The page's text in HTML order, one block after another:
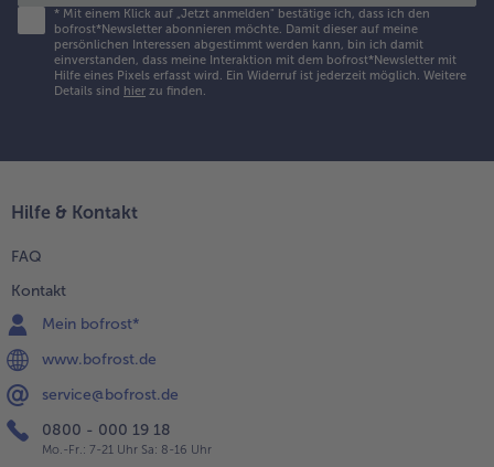
* Mit einem Klick auf „Jetzt anmelden" bestätige ich, dass ich den
bofrost*Newsletter abonnieren möchte. Damit dieser auf meine
persönlichen Interessen abgestimmt werden kann, bin ich damit
einverstanden, dass meine Interaktion mit dem bofrost*Newsletter mit
Hilfe eines Pixels erfasst wird. Ein Widerruf ist jederzeit möglich. Weitere
Details sind hier zu finden.
Hilfe & Kontakt
FAQ
Kontakt
Mein bofrost*
www.bofrost.de
service@bofrost.de
0800 - 000 19 18
Mo.-Fr.: 7-21 Uhr Sa: 8-16 Uhr